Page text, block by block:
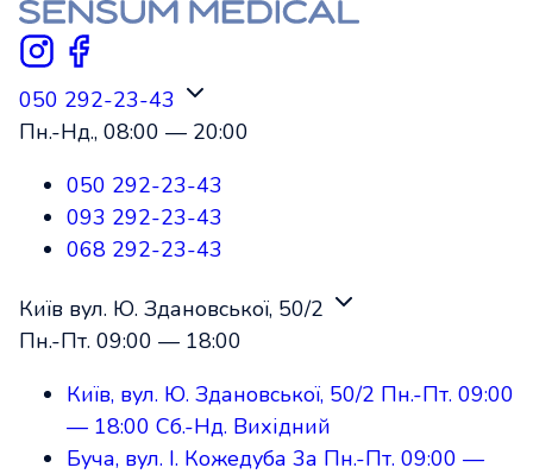
050 292-23-43
Пн.-Нд., 08:00 — 20:00
050 292-23-43
093 292-23-43
068 292-23-43
Київ вул. Ю. Здановської, 50/2
Пн.-Пт. 09:00 — 18:00
Київ, вул. Ю. Здановської, 50/2 Пн.-Пт. 09:00
— 18:00 Сб.-Нд. Вихідний
Буча, вул. І. Кожедуба 3а Пн.-Пт. 09:00 —